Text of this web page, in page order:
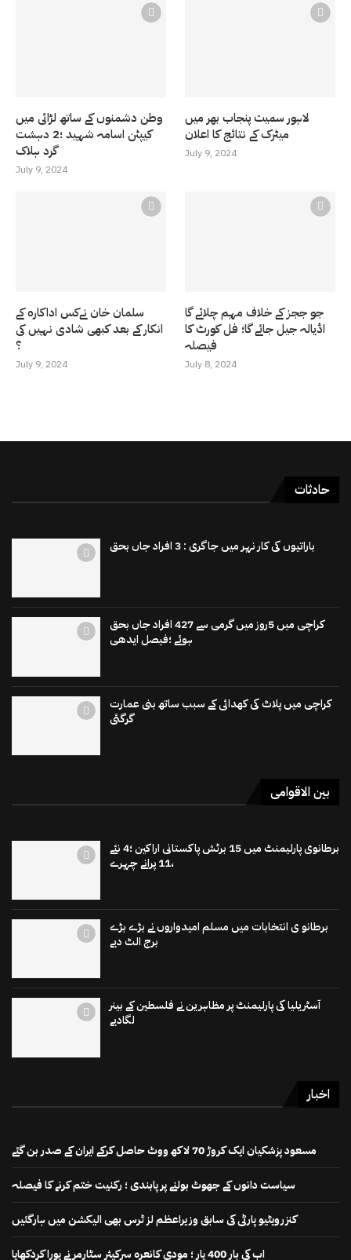
وطن دشمنوں کے ساتھ لڑائی میں
کیپٹن اسامہ شہید ؛2 دہشت
گرد ہلاک
July 9, 2024
لاہور سمیت پنجاب بھر میں
میٹرک کے نتائج کا اعلان
July 9, 2024
سلمان خان نےکس اداکارہ کے
انکار کے بعد کبھی شادی نہیں کی
؟
July 9, 2024
جو ججز کے خلاف مہم چلائے گا
اڈیالہ جیل جائے گا؛ فل کورٹ کا
فیصلہ
July 8, 2024
حادثات
باراتیوں کی کار نہر میں جاگری : 3 افراد جاں بحق
کراچی میں 5روز میں گرمی سے 427 افراد جاں بحق
ہوئے ؛فیصل ایدھی
کراچی میں پلاٹ کی کھدائی کے سبب ساتھ بنی عمارت
گرگئی
بین الاقوامی
برطانوی پارلیمنٹ میں 15 برٹش پاکستانی اراکین ؛4 نئے
،11 پرانے چہرے
برطانو ی انتخابات میں مسلم امیدواروں نے بڑے بڑے
برج الٹ دیے
آسٹریلیا کی پارلیمنٹ پر مظاہرین نے فلسطین کے بینر
لگادیے
اخبار
مسعود پزشکیان ایک کروڑ 70 لاکھ ووٹ حاصل کرکے ایران کے صدر بن گئے
سیاست دانوں کے جھوٹ بولنے پر پابندی ؛ رکنیت ختم کرنے کا فیصلہ
کنزرویٹیو پارٹی کی سابق وزیراعظم لز ٹرس بھی الیکشن میں ہارگئیں
اب کی بار 400 پار ؛ مودی کانعرہ سرکیئر سٹارمر نے پورا کردکھایا